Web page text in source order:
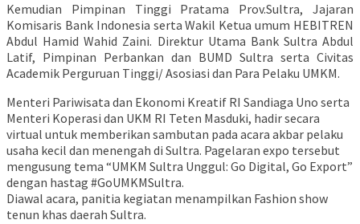
Kemudian Pimpinan Tinggi Pratama Prov.Sultra, Jajaran
Komisaris Bank Indonesia serta Wakil Ketua umum HEBITREN
Abdul Hamid Wahid Zaini. Direktur Utama Bank Sultra Abdul
Latif, Pimpinan Perbankan dan BUMD Sultra serta Civitas
Academik Perguruan Tinggi/ Asosiasi dan Para Pelaku UMKM.
Menteri Pariwisata dan Ekonomi Kreatif RI Sandiaga Uno serta
Menteri Koperasi dan UKM RI Teten Masduki, hadir secara
virtual untuk memberikan sambutan pada acara akbar pelaku
usaha kecil dan menengah di Sultra. Pagelaran expo tersebut
mengusung tema “UMKM Sultra Unggul: Go Digital, Go Export”
dengan hastag #GoUMKMSultra.
Diawal acara, panitia kegiatan menampilkan Fashion show
tenun khas daerah Sultra.